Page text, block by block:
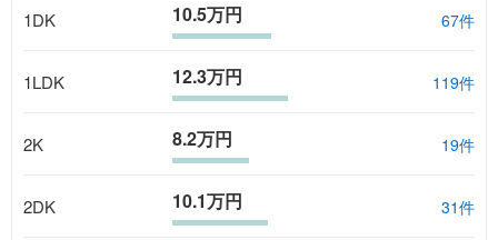
1DK 10.5万円 67件
1LDK 12.3万円 119件
2K 8.2万円 19件
2DK 10.1万円 31件